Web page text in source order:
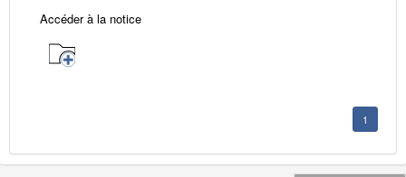
Accéder à la notice
1